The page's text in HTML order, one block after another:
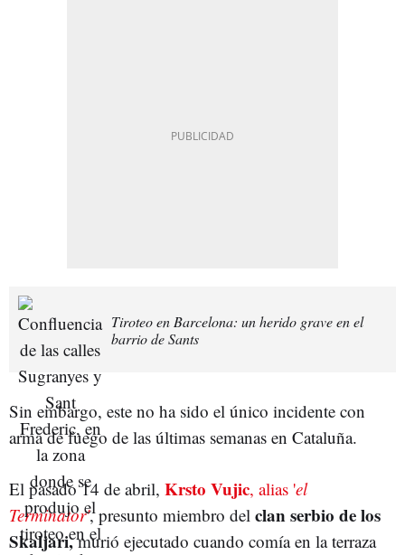
Tiroteo en Barcelona: un herido grave en el
barrio de Sants
Sin embargo, este no ha sido el único incidente con
arma de fuego de las últimas semanas en Cataluña.
El pasado 14 de abril, Krsto Vujic, alias 'el
Terminator', presunto miembro del clan serbio de los
Skaljari,murió ejecutado cuando comía en la terraza